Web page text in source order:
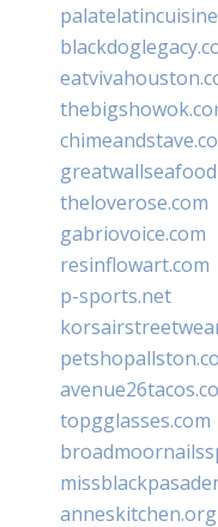
theloverose.com
gabriovoice.com
resinflowart.com
p-sports.net
topgglasses.com
anneskitchen.org